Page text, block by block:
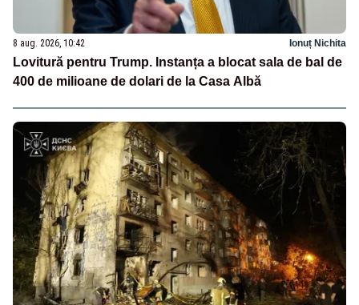
8 aug. 2026, 10:42 Ionuț Nichita
Lovitură pentru Trump. Instanța a blocat sala de bal de
400 de milioane de dolari de la Casa Albă